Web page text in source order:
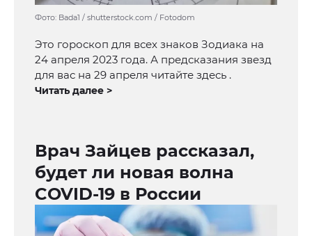
Фото: Bada1 / shutterstock.com / Fotodom
Это гороскоп для всех знаков Зодиака на
24 апреля 2023 года. А предсказания звезд
для вас на 29 апреля читайте здесь .
Читать далее >
Врач Зайцев рассказал,
будет ли новая волна
COVID-19 в России